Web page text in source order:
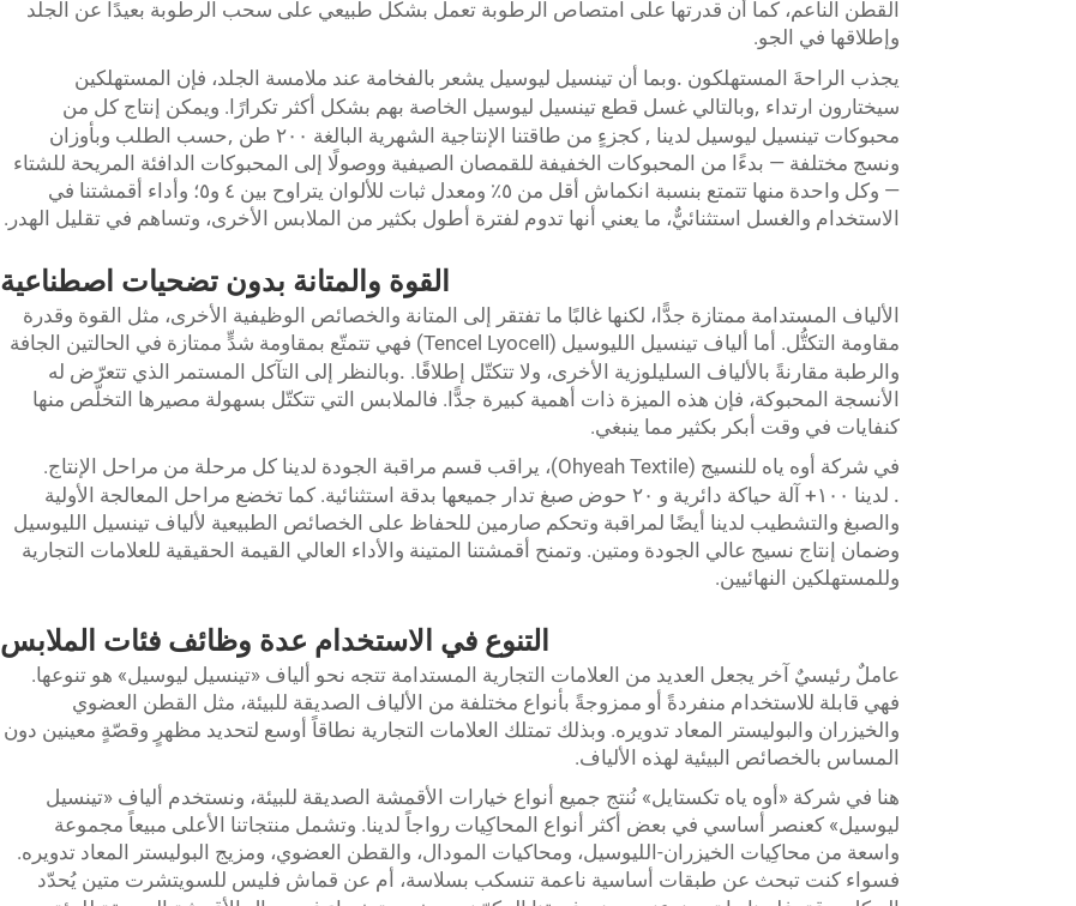
القطن الناعم، كما أن قدرتها على امتصاص الرطوبة تعمل بشكل طبيعي على سحب الرطوبة بعيدًا عن الجلد
وإطلاقها في الجو.
يجذب الراحةَ المستهلكون .وبما أن تينسيل ليوسيل يشعر بالفخامة عند ملامسة الجلد، فإن المستهلكين
سيختارون ارتداء ,وبالتالي غسل قطع تينسيل ليوسيل الخاصة بهم بشكل أكثر تكرارًا. ويمكن إنتاج كل من
محبوكات تينسيل ليوسيل لدينا , كجزءٍ من طاقتنا الإنتاجية الشهرية البالغة ٢٠٠ طن ,حسب الطلب وبأوزان
ونسج مختلفة — بدءًا من المحبوكات الخفيفة للقمصان الصيفية ووصولًا إلى المحبوكات الدافئة المريحة للشتاء
— وكل واحدة منها تتمتع بنسبة انكماش أقل من ٥٪ ومعدل ثبات للألوان يتراوح بين ٤ و٥؛ وأداء أقمشتنا في
الاستخدام والغسل استثنائيٌّ، ما يعني أنها تدوم لفترة أطول بكثير من الملابس الأخرى، وتساهم في تقليل الهدر.
القوة والمتانة بدون تضحيات اصطناعية
الألياف المستدامة ممتازة جدًّا، لكنها غالبًا ما تفتقر إلى المتانة والخصائص الوظيفية الأخرى، مثل القوة وقدرة
مقاومة التكتُّل. أما ألياف تينسيل الليوسيل (Tencel Lyocell) فهي تتمتّع بمقاومة شدٍّ ممتازة في الحالتين الجافة
والرطبة مقارنةً بالألياف السليلوزية الأخرى، ولا تتكتّل إطلاقًا. .وبالنظر إلى التآكل المستمر الذي تتعرّض له
الأنسجة المحبوكة، فإن هذه الميزة ذات أهمية كبيرة جدًّا. فالملابس التي تتكتّل بسهولة مصيرها التخلّص منها
كنفايات في وقت أبكر بكثير مما ينبغي.
في شركة أوه ياه للنسيج (Ohyeah Textile)، يراقب قسم مراقبة الجودة لدينا كل مرحلة من مراحل الإنتاج.
. لدينا ١٠٠+ آلة حياكة دائرية و
٢٠ حوض صبغ تدار جميعها بدقة استثنائية. كما تخضع مراحل المعالجة الأولية
والصبغ والتشطيب لدينا أيضًا لمراقبة وتحكم صارمين للحفاظ على الخصائص الطبيعية لألياف تينسيل الليوسيل
وضمان إنتاج نسيج عالي الجودة ومتين. وتمنح أقمشتنا المتينة والأداء العالي القيمة الحقيقية للعلامات التجارية
وللمستهلكين النهائيين.
التنوع في الاستخدام عدة وظائف فئات الملابس
عاملٌ رئيسيٌ آخر يجعل العديد من العلامات التجارية المستدامة تتجه نحو ألياف «تينسيل ليوسيل» هو تنوعها.
فهي قابلة للاستخدام منفردةً أو ممزوجةً بأنواع مختلفة من الألياف الصديقة للبيئة، مثل القطن العضوي
والخيزران والبوليستر المعاد تدويره. وبذلك تمتلك العلامات التجارية نطاقاً أوسع لتحديد مظهرٍ وقصّةٍ معينين دون
المساس بالخصائص البيئية لهذه الألياف.
هنا في شركة «أوه ياه تكستايل» نُنتج جميع أنواع خيارات الأقمشة الصديقة للبيئة، ونستخدم ألياف «تينسيل
ليوسيل» كعنصر أساسي في بعض أكثر أنواع المحاكِيات رواجاً لدينا. وتشمل منتجاتنا الأعلى مبيعاً مجموعة
واسعة من محاكِيات الخيزران-الليوسيل، ومحاكيات المودال، والقطن العضوي، ومزيج البوليستر المعاد تدويره.
فسواء كنت تبحث عن طبقات أساسية ناعمة تنسكب بسلاسة، أم عن قماش فليس للسويتشرت متين يُحدّد